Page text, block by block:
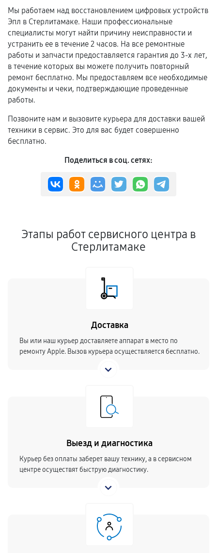
Мы работаем над восстановлением цифровых устройств
Эпл в Стерлитамаке. Наши профессиональные
специалисты могут найти причину неисправности и
устранить ее в течение 2 часов. На все ремонтные
работы и запчасти предоставляется гарантия до 3-х лет,
в течение которых вы можете получить повторный
ремонт бесплатно. Мы предоставляем все необходимые
документы и чеки, подтверждающие проведенные
работы.
Позвоните нам и вызовите курьера для доставки вашей
техники в сервис. Это для вас будет совершенно
бесплатно.
Поделиться в соц. сетях:
Этапы работ сервисного центра в
Стерлитамаке
Доставка
Вы или наш курьер доставляете аппарат в место по
ремонту Apple. Вызов курьера осуществляется бесплатно.
Выезд и диагностика
Курьер без оплаты заберет вашу технику, а в сервисном
центре осуществят быструю диагностику.